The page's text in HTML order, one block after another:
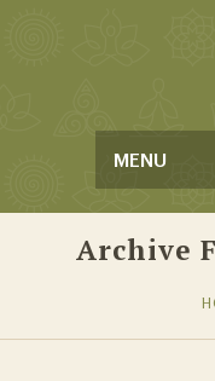
MENU
Archive